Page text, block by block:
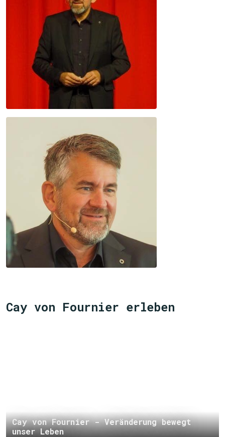
Cay von Fournier erleben
Cay von Fournier - Veränderung bewegt
unser Leben